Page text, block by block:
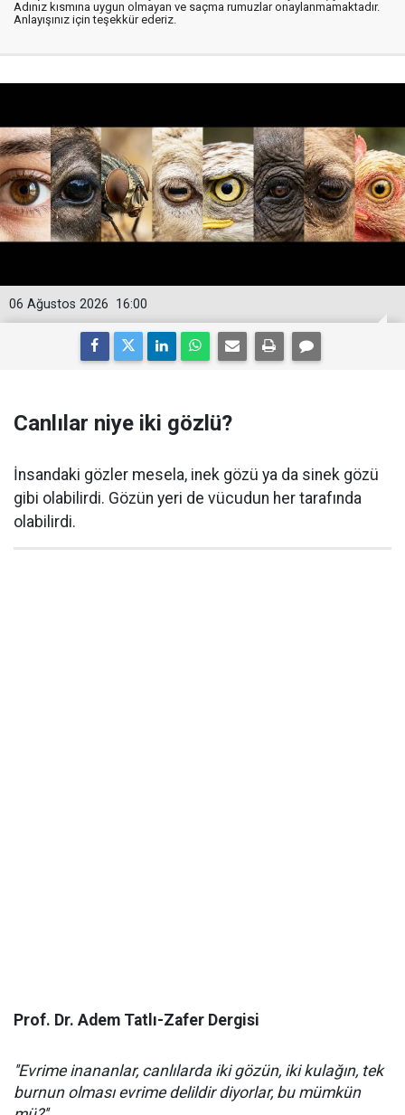
Adınız kısmına uygun olmayan ve saçma rumuzlar onaylanmamaktadır.
Anlayışınız için teşekkür ederiz.
16:00
06 Ağustos 2026
Canlılar niye iki gözlü?
İnsandaki gözler mesela, inek gözü ya da sinek gözü
gibi olabilirdi. Gözün yeri de vücudun her tarafında
olabilirdi.
Prof. Dr. Adem Tatlı-Zafer Dergisi
''Evrime inananlar, canlılarda iki gözün, iki kulağın, tek
burnun olması evrime delildir diyorlar, bu mümkün